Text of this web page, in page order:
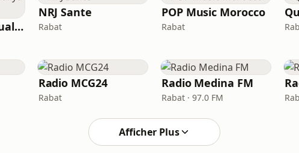
Monte Carlo Doualiya (مونت كارلو الدولية)
NRJ Sante
Rabat
POP Music Morocco
Rabat
Radio MCG24
Rabat
Radio Medina FM
Rabat · 97.0 FM
Afficher Plus